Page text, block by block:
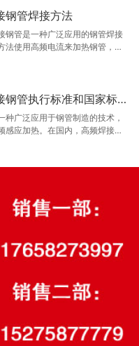
钢管焊接方法
管是一种广泛应用的钢管焊接
法使用高频电流来加热钢管，使
接钢管的一般流程 高频…
华岐高频焊接钢管执行标准和国家标准
广泛应用于钢管制造的技术，
感应加热。在国内，高频焊接的
准 1. GB/T5310-
合金钢管》：该标准规定了…
管的作用和性能
国际钢厂踊跃参预寰球主要矿
在公信力的铁矿石买卖市面和价
偏偏低的异状。往年，固然正在
口及澳洲遭到洪灾反应…
建材方面还是在装饰结构上都
种管材。可是什么是方管，到底
哪里还是有些初入钢材行业的朋
，本章我们就将为大家整理一些